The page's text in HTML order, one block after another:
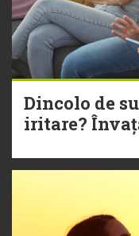
Dincolo de
iritare?